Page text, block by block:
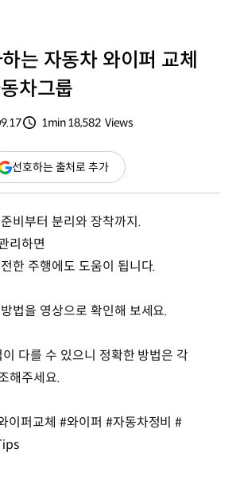
는 자동차 와이퍼 교체
차그룹
1min18,582 Views
선호하는 출처로 추가(새
창
비부터 분리와 장착까지.
리하면
한 주행에도 도움이 됩니다.
법을 영상으로 확인해 보세요.
다를 수 있으니 정확한 방법은 각
해주세요.
이퍼교체 #와이퍼 #자동차정비 #